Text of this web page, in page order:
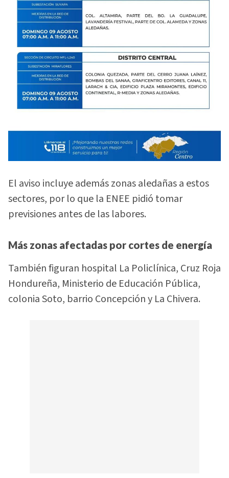
El aviso incluye además zonas aledañas a estos
sectores, por lo que la ENEE pidió tomar
previsiones antes de las labores.
Más zonas afectadas por cortes de energía
También figuran hospital La Policlínica, Cruz Roja
Hondureña, Ministerio de Educación Pública,
colonia Soto, barrio Concepción y La Chivera.